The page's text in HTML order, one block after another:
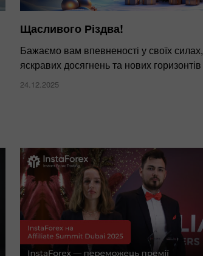
Щасливого Різдва!
Бажаємо вам впевненості у своїх силах,
яскравих досягнень та нових горизонтів
24.12.2025